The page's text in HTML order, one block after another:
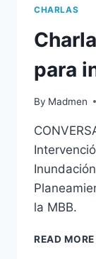
CHARLAS
para
By Madmen
la MBB.
READ MORE